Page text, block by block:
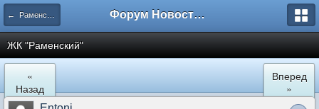
← Раменское Форум Новостройки
ЖК "Рaменский"
«
Назад
Вперед
»